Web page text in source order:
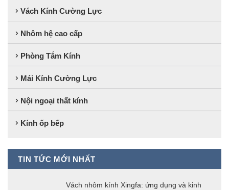
Vách Kính Cường Lực
Nhôm hệ cao cấp
Phòng Tắm Kính
Mái Kính Cường Lực
Nội ngoại thất kính
Kính ốp bếp
TIN TỨC MỚI NHẤT
Vách nhôm kính Xingfa: ứng dụng và kinh